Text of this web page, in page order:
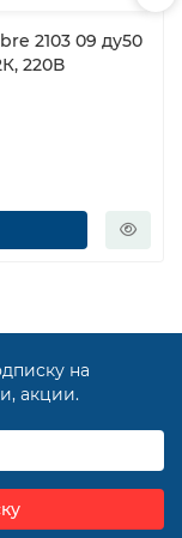
2103 09 ду50
220В
на
акции.